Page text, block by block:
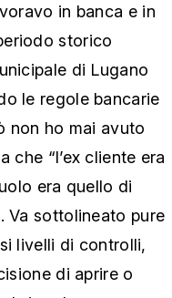
in banca e in
storico
di Lugano
le regole bancarie
non ho mai avuto
che “l’ex cliente era
era quello di
Va sottolineato pure
livelli di controlli,
di aprire o